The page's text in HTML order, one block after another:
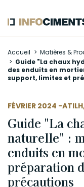
au
contenu
principal
Accueil
Matières &
Guide "La chaux
des enduits en
support, limites et
FÉVRIER 2024 -
AUTEUR ATILH
Guide "La
naturelle" :
enduits en
préparation
précautions